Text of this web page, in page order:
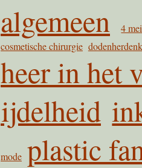
algemeen 4 mei
cosmetische chirurgie
heer in het
ijdelheid
mode plastic